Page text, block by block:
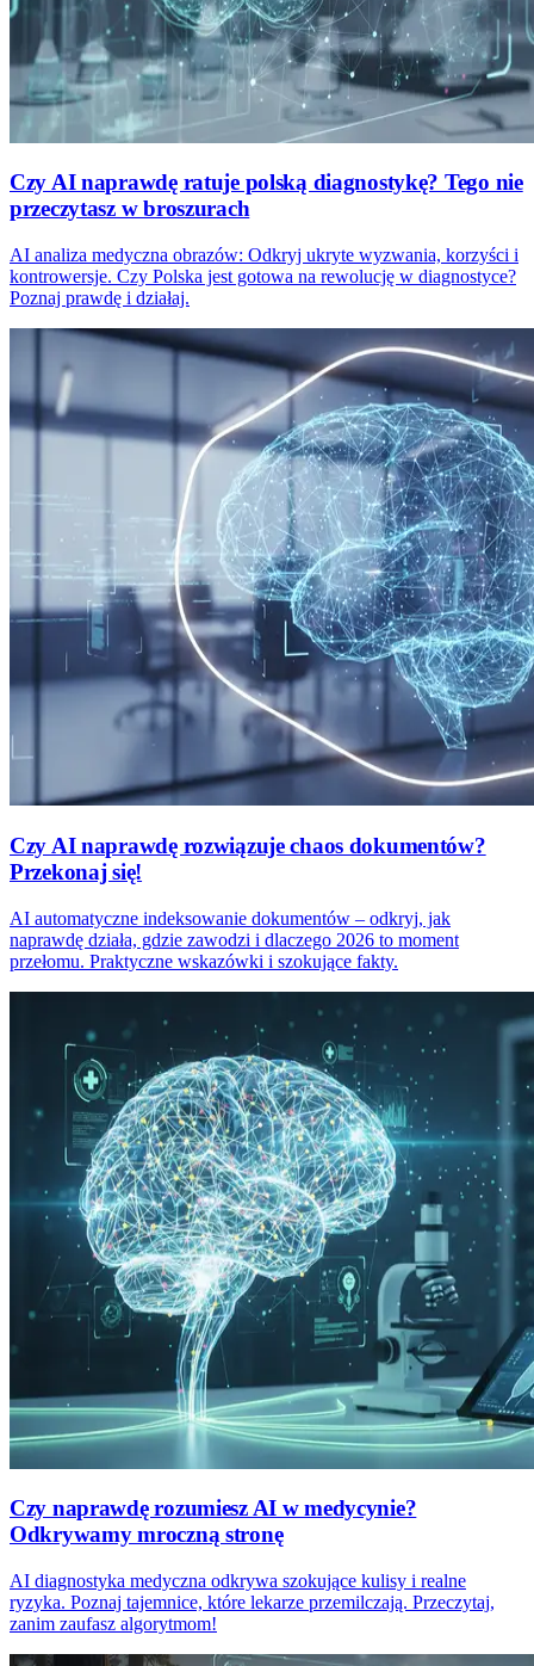
Czy AI naprawdę ratuje polską diagnostykę? Tego nie
przeczytasz w broszurach
AI analiza medyczna obrazów: Odkryj ukryte wyzwania, korzyści i
kontrowersje. Czy Polska jest gotowa na rewolucję w diagnostyce?
Poznaj prawdę i działaj.
Czy AI naprawdę rozwiązuje chaos dokumentów?
Przekonaj się!
AI automatyczne indeksowanie dokumentów – odkryj, jak
naprawdę działa, gdzie zawodzi i dlaczego 2026 to moment
przełomu. Praktyczne wskazówki i szokujące fakty.
Czy naprawdę rozumiesz AI w medycynie?
Odkrywamy mroczną stronę
AI diagnostyka medyczna odkrywa szokujące kulisy i realne
ryzyka. Poznaj tajemnice, które lekarze przemilczają. Przeczytaj,
zanim zaufasz algorytmom!